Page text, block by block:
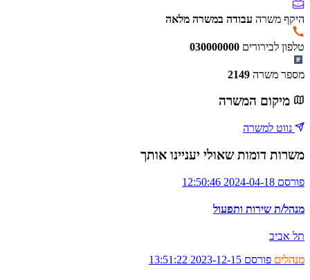
היקף משרה עבודה במשרה מלאה
טלפון לבירורים 030000000
מספר משרה 2149
מיקום המשרה
נווט למשרה
משרות דומות שאולי יעניינו אותך
פורסם 2024-04-18 12:50:46
מנהל/ת שירות ותפעול
תל אביב
מנהלים פורסם 2023-12-15 13:51:22